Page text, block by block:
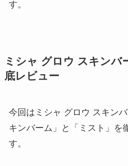
す。
ミシャ グロウ スキンバ
底レビュー
今回はミシャ グロウ スキン
キンバーム」と「ミスト」を
す。